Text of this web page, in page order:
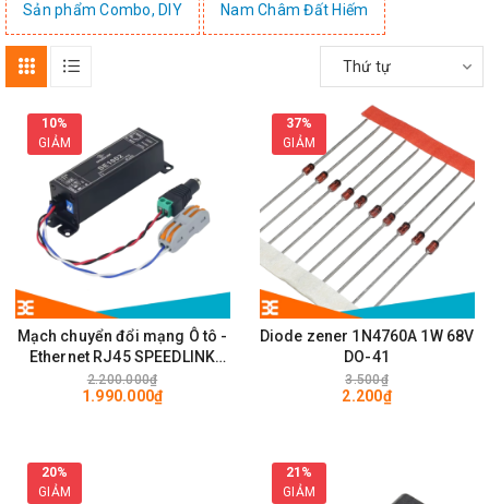
Sản phẩm Combo, DIY Nam Châm Đất Hiếm
Thứ tự
10%
GIẢM
Mạch chuyển đổi mạng Ô tô -
Ethernet RJ45 SPEEDLINK
SE1002 100Mps
2.200.000₫
1.990.000₫
37%
GIẢM
Diode zener 1N4760A 1W 68V
DO-41
3.500₫
2.200₫
20%
GIẢM
21%
GIẢM